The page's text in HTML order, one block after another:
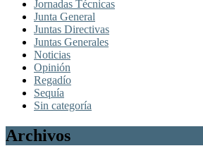
Jornadas Técnicas
Junta General
Juntas Directivas
Juntas Generales
Noticias
Opinión
Regadío
Sequía
Sin categoría
Archivos